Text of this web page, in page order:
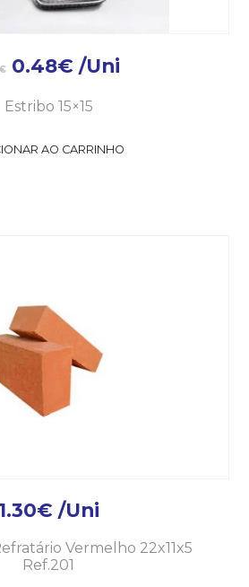
0.48€ /Uni
Estribo 15×15
AO CARRINHO
1.30€ /Uni
Vermelho 22x11x5
Ref.201